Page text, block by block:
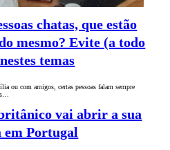
chatas, que estão
mesmo? Evite (a todo
temas
ou com amigos, certas pessoas falam sempre
vai abrir a sua
em Portugal